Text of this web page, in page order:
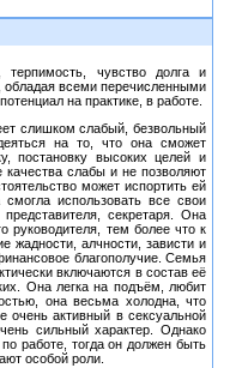
терпимость, чувство долга и
обладая всеми перечисленными
на практике, в работе.
слишком слабый, безвольный
на то, что она сможет
постановку высоких целей и
качества слабы и не позволяют
может испортить ей
использовать все свои
секретаря. Она
руководителя, тем более что к
жадности, алчности, зависти и
благополучие. Семья
включаются в состав её
Она легка на подъём, любит
она весьма холодна, что
активный в сексуальной
сильный характер. Однако
работе, тогда он должен быть
особой роли.